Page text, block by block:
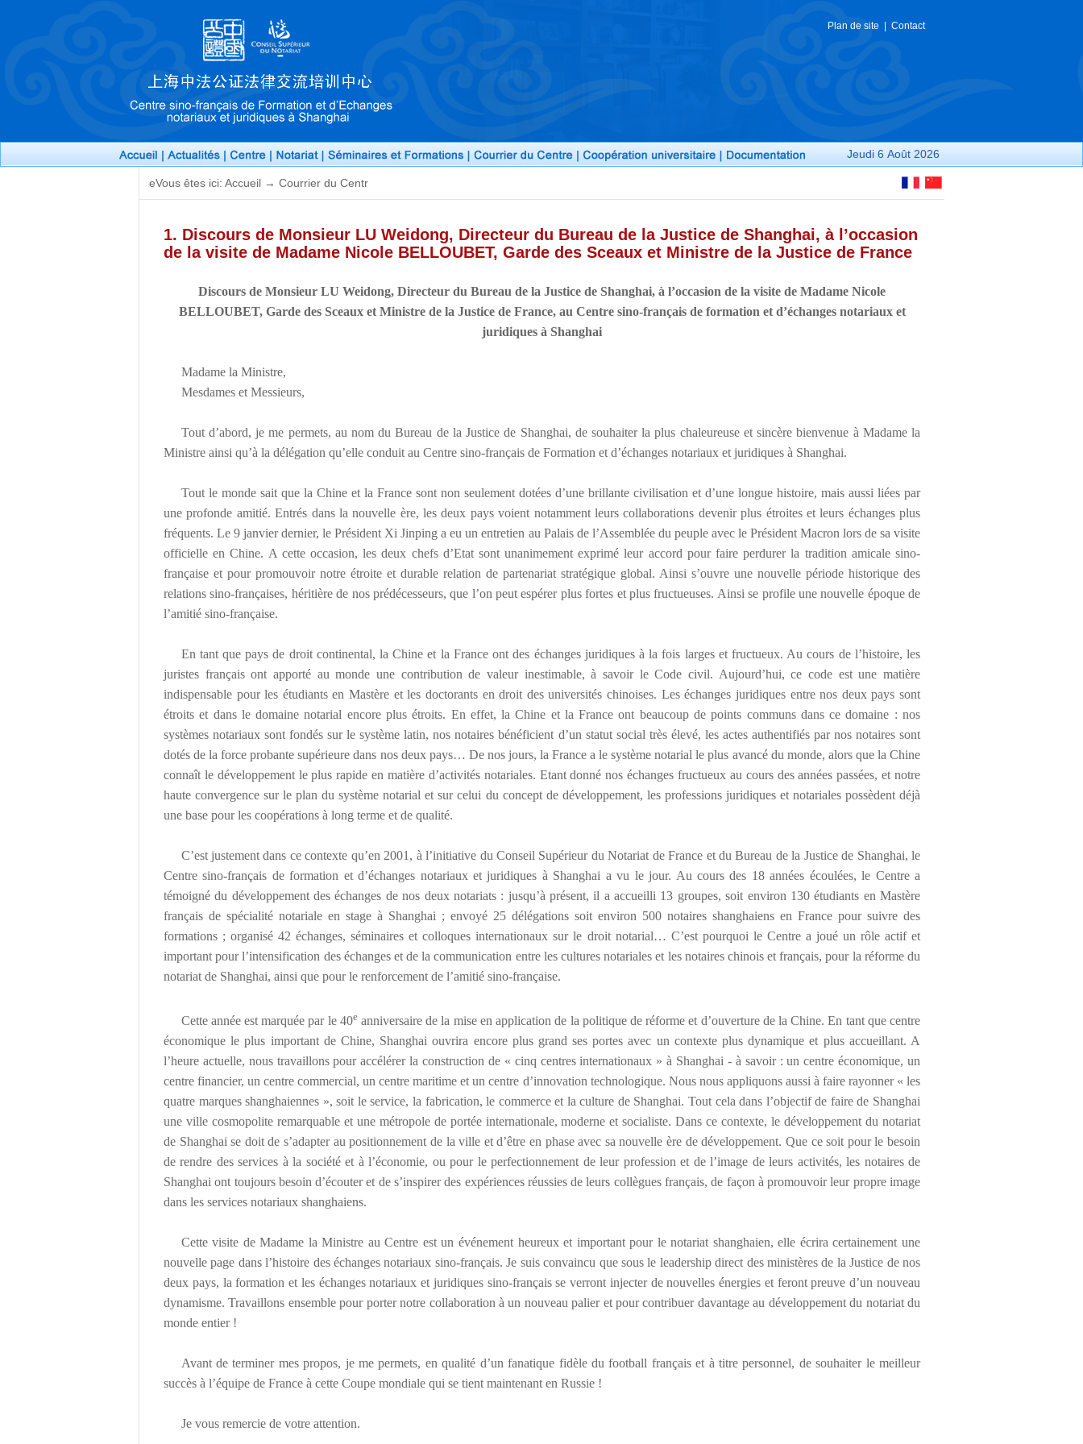
Plan de site Contact
Jeudi 6 Août 2026
eVous êtes ici: Accueil → Courrier du Centr
1. Discours de Monsieur LU Weidong, Directeur du Bureau de la Justice de Shanghai, à l’occasion
de la visite de Madame Nicole BELLOUBET, Garde des Sceaux et Ministre de la Justice de France
Discours de Monsieur LU Weidong, Directeur du Bureau de la Justice de Shanghai, à l’occasion de la visite de Madame Nicole
BELLOUBET, Garde des Sceaux et Ministre de la Justice de France, au Centre sino-français de formation et d’échanges notariaux et
juridiques à Shanghai
Madame la Ministre,
Mesdames et Messieurs,
Tout d’abord, je me permets, au nom du Bureau de la Justice de Shanghai, de souhaiter la plus chaleureuse et sincère bienvenue à Madame la
Ministre ainsi qu’à la délégation qu’elle conduit au Centre sino-français de Formation et d’échanges notariaux et juridiques à Shanghai.
Tout le monde sait que la Chine et la France sont non seulement dotées d’une brillante civilisation et d’une longue histoire, mais aussi liées par
une profonde amitié. Entrés dans la nouvelle ère, les deux pays voient notamment leurs collaborations devenir plus étroites et leurs échanges plus
fréquents. Le 9 janvier dernier, le Président Xi Jinping a eu un entretien au Palais de l’Assemblée du peuple avec le Président Macron lors de sa visite
officielle en Chine. A cette occasion, les deux chefs d’Etat sont unanimement exprimé leur accord pour faire perdurer la tradition amicale sino-
française et pour promouvoir notre étroite et durable relation de partenariat stratégique global. Ainsi s’ouvre une nouvelle période historique des
relations sino-françaises, héritière de nos prédécesseurs, que l’on peut espérer plus fortes et plus fructueuses. Ainsi se profile une nouvelle époque de
l’amitié sino-française.
En tant que pays de droit continental, la Chine et la France ont des échanges juridiques à la fois larges et fructueux. Au cours de l’histoire, les
juristes français ont apporté au monde une contribution de valeur inestimable,à savoir le Code civil. Aujourd’hui, ce code est une matière
indispensable pour les étudiants en Mastère et les doctorants en droit des universités chinoises. Leséchanges juridiques entre nos deux pays sont
étroits et dans le domaine notarial encore plusétroits. En effet, la Chine et la France ont beaucoup de points communs dans ce domaine : nos
systèmes notariaux sont fondés sur le système latin, nos notaires bénéficient d’un statut social très élevé, les actes authentifiés par nos notaires sont
dotés de la force probante supérieure dans nos deux pays… De nos jours, la France a le système notarial le plus avancédu monde, alors que la Chine
connaît le développement le plus rapide en matière d’activités notariales. Etant donné noséchanges fructueux au cours des années passées, et notre
haute convergence sur le plan du système notarial et sur celui du concept de développement, les professions juridiques et notariales possèdent déjà
une base pour les coopérations à long terme et de qualité.
C’est justement dans ce contexte qu’en 2001, à l’initiative du Conseil Supérieur du Notariat de France et du Bureau de la Justice de Shanghai, le
Centre sino-français de formation et d’échanges notariaux et juridiques à Shanghai a vu le jour. Au cours des 18 années écoulées, le Centre a
témoigné du développement deséchanges de nos deux notariats : jusqu’à présent, il a accueilli 13 groupes, soit environ 130étudiants en Mastère
français de spécialité notariale en stage à Shanghai ; envoyé 25 délégations soit environ 500 notaires shanghaiens en France pour suivre des
formations ; organisé 42échanges, séminaires et colloques internationaux sur le droit notarial… C’est pourquoi le Centre a jouéun rôle actif et
important pour l’intensification des échanges et de la communication entre les cultures notariales et les notaires chinois et français, pour la réforme du
notariat de Shanghai, ainsi que pour le renforcement de l’amitié sino-française.
Cette année est marquée par le 40eanniversaire de la mise en application de la politique de réforme et d’ouverture de la Chine. En tant que centre
économique le plus important de Chine, Shanghai ouvrira encore plus grand ses portes avec un contexte plus dynamique et plus accueillant. A
l’heure actuelle, nous travaillons pour accélérer la construction de « cinq centres internationaux »à Shanghai - à savoir : un centreéconomique, un
centre financier, un centre commercial, un centre maritime et un centre d’innovation technologique. Nous nous appliquons aussi à faire rayonner « les
quatre marques shanghaiennes », soit le service, la fabrication, le commerce et la culture de Shanghai. Tout cela dans l’objectif de faire de Shanghai
une ville cosmopolite remarquable et une métropole de portée internationale, moderne et socialiste. Dans ce contexte, le développement du notariat
de Shanghai se doit de s’adapter au positionnement de la ville et d’être en phase avec sa nouvelleère de développement. Que ce soit pour le besoin
de rendre des services à la sociétéet à l’économie, ou pour le perfectionnement de leur profession et de l’image de leurs activités, les notaires de
Shanghai ont toujours besoin d’écouter et de s’inspirer des expériences réussies de leurs collègues français, de façon à promouvoir leur propre image
dans les services notariaux shanghaiens.
Cette visite de Madame la Ministre au Centre est unévénement heureux et important pour le notariat shanghaien, elle écrira certainement une
nouvelle page dans l’histoire deséchanges notariaux sino-français. Je suis convaincu que sous le leadership direct des ministères de la Justice de nos
deux pays, la formation et les échanges notariaux et juridiques sino-français se verront injecter de nouvellesénergies et feront preuve d’un nouveau
dynamisme. Travaillons ensemble pour porter notre collaboration à un nouveau palier et pour contribuer davantage au développement du notariat du
monde entier !
Avant de terminer mes propos, je me permets, en qualité d’un fanatique fidèle du football français et à titre personnel, de souhaiter le meilleur
succès à l’équipe de France à cette Coupe mondiale qui se tient maintenant en Russie !
Je vous remercie de votre attention.